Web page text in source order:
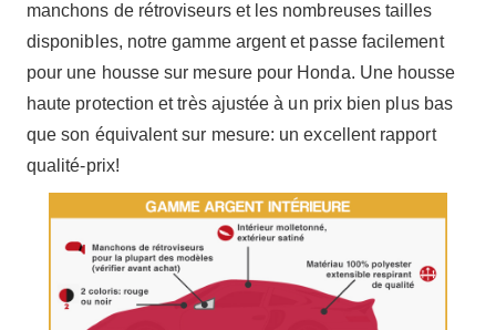
manchons de rétroviseurs et les nombreuses tailles
disponibles, notre gamme argent et passe facilement
pour une housse sur mesure pour Honda. Une housse
haute protection et très ajustée à un prix bien plus bas
que son équivalent sur mesure: un excellent rapport
qualité-prix!